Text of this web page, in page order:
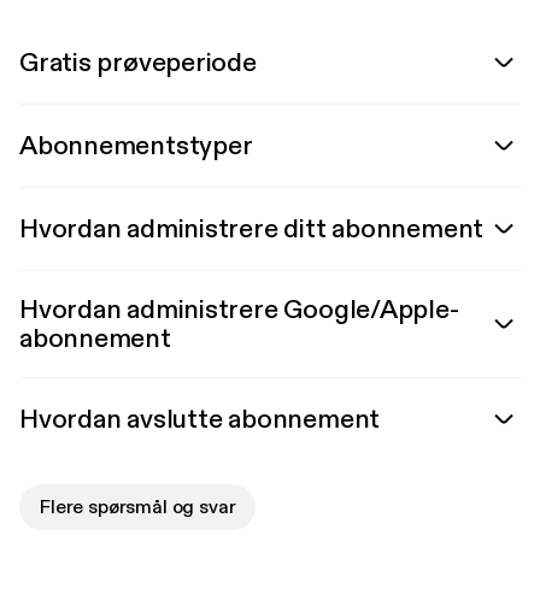
Gratis prøveperiode
Abonnementstyper
Hvordan administrere ditt abonnement
Hvordan administrere Google/Apple-
abonnement
Hvordan avslutte abonnement
Flere spørsmål og svar